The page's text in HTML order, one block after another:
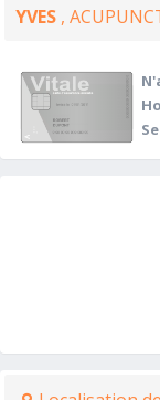
YVES ,